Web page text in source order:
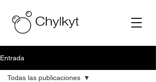
Entrada
Todas las publicaciones